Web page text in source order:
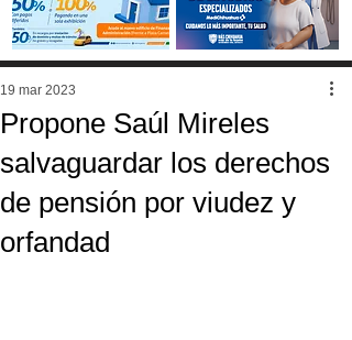
Propone Saúl Mireles
salvaguardar los derechos
de pensión por viudez y
orfandad
19 mar 2023